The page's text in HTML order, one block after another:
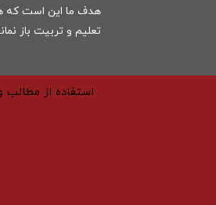
هدف ما این است که
تعلیم و تربیت باز
استفاده از